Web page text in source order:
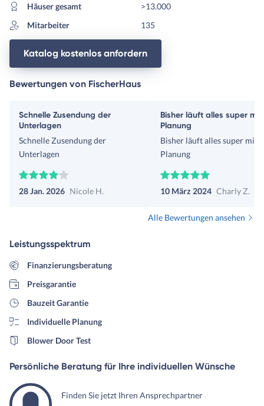
Häuser gesamt
>13.000
Mitarbeiter
135
Katalog kostenlos anfordern
Bewertungen von FischerHaus
Schnelle Zusendung der
Unterlagen
Schnelle Zusendung der
Unterlagen
28 Jan. 2026 Nicole H.
Bisher läuft alles super mit
Planung
Bisher läuft alles super mit
Planung
10 März 2024 Charly Z.
Alle Bewertungen ansehen
Leistungsspektrum
Finanzierungsberatung
Preisgarantie
Bauzeit Garantie
Individuelle Planung
Blower Door Test
Persönliche Beratung für Ihre individuellen Wünsche
Finden Sie jetzt Ihren Ansprechpartner